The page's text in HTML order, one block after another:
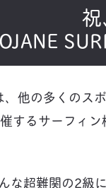
他の多くのス
するサーフィ
な超難関の2級